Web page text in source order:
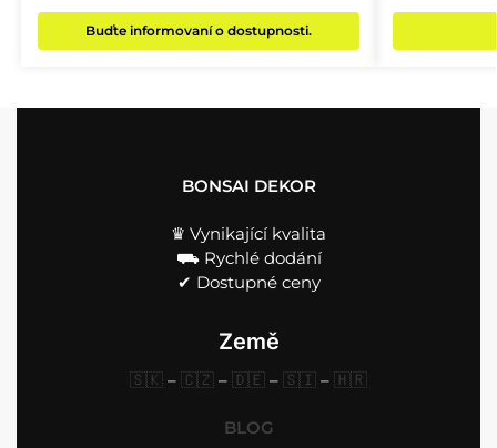
Buďte informovaní o dostupnosti.
BONSAI DEKOR
♛ Vynikající kvalita
⛟ Rychlé dodání
✔︎ Dostupné ceny
Země
🇸🇰 – 🇨🇿 – 🇩🇪 – 🇸🇮 – 🇭🇷
BLOG